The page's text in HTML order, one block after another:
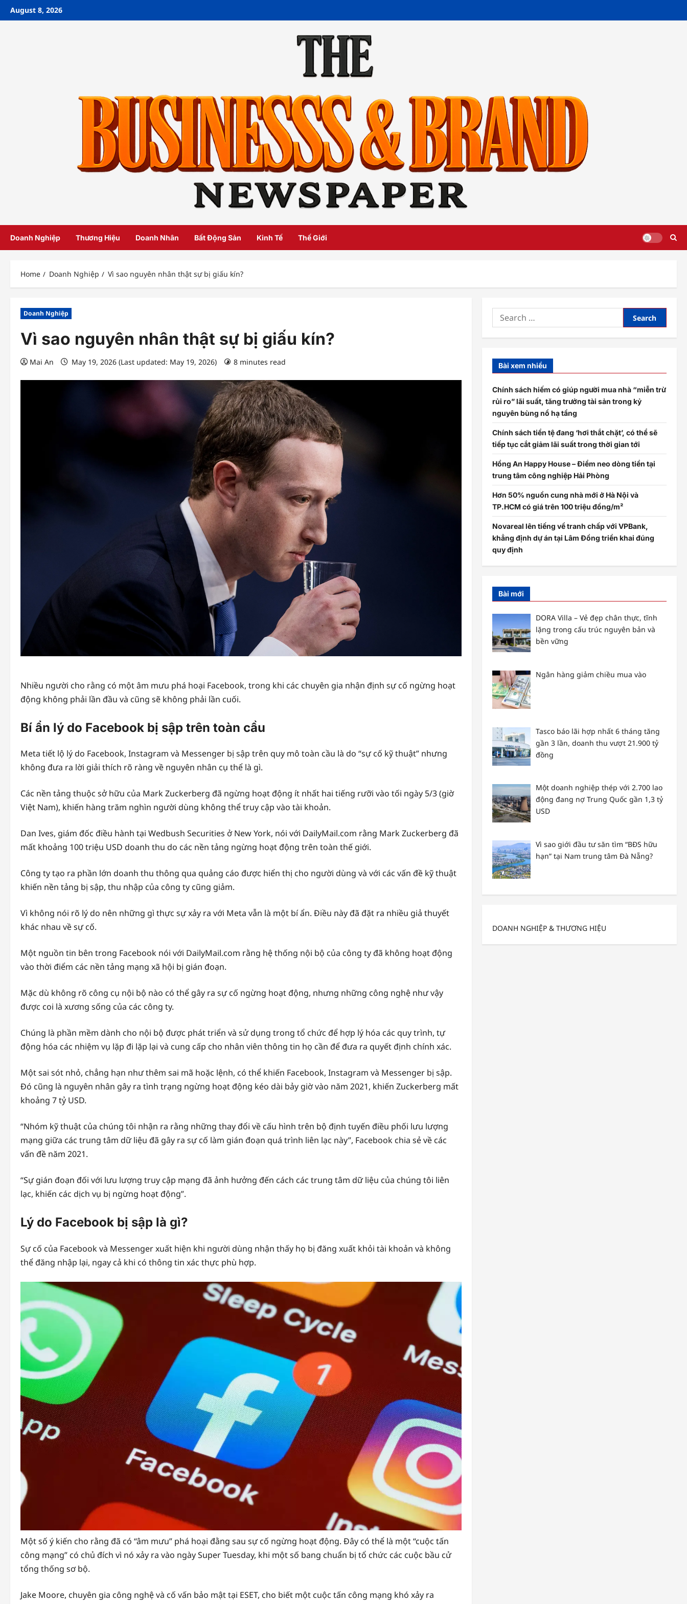
SkipAugust 8, 2026
Doanh Nghiệp Thương Hiệu Doanh Nhân Bất Động Sản Kinh Tế Thế Giới
Home Doanh Nghiệp Vì sao nguyên nhân thật sự bị giấu kín?
Doanh Nghiệp
Vì sao nguyên nhân thật sự bị giấu kín?
Mai An May 19, 2026 (Last updated: May 19, 2026) 8 minutes read
Nhiều người cho rằng có một âm mưu phá hoại Facebook, trong khi các chuyên gia nhận định sự cố ngừng hoạt
động không phải lần đầu và cũng sẽ không phải lần cuối.
Bí ẩn lý do Facebook bị sập trên toàn cầu
Meta tiết lộ lý do Facebook, Instagram và Messenger bị sập trên quy mô toàn cầu là do “sự cố kỹ thuật” nhưng
không đưa ra lời giải thích rõ ràng về nguyên nhân cụ thể là gì.
Các nền tảng thuộc sở hữu của Mark Zuckerberg đã ngừng hoạt động ít nhất hai tiếng rưỡi vào tối ngày 5/3 (giờ
Việt Nam), khiến hàng trăm nghìn người dùng không thể truy cập vào tài khoản.
Dan Ives, giám đốc điều hành tại Wedbush Securities ở New York, nói với DailyMail.com rằng Mark Zuckerberg đã
mất khoảng 100 triệu USD doanh thu do các nền tảng ngừng hoạt động trên toàn thế giới.
Công ty tạo ra phần lớn doanh thu thông qua quảng cáo được hiển thị cho người dùng và với các vấn đề kỹ thuật
khiến nền tảng bị sập, thu nhập của công ty cũng giảm.
Vì không nói rõ lý do nên những gì thực sự xảy ra với Meta vẫn là một bí ẩn. Điều này đã đặt ra nhiều giả thuyết
khác nhau về sự cố.
Một nguồn tin bên trong Facebook nói với DailyMail.com rằng hệ thống nội bộ của công ty đã không hoạt động
vào thời điểm các nền tảng mạng xã hội bị gián đoạn.
Mặc dù không rõ công cụ nội bộ nào có thể gây ra sự cố ngừng hoạt động, nhưng những công nghệ như vậy
được coi là xương sống của các công ty.
Chúng là phần mềm dành cho nội bộ được phát triển và sử dụng trong tổ chức để hợp lý hóa các quy trình, tự
động hóa các nhiệm vụ lặp đi lặp lại và cung cấp cho nhân viên thông tin họ cần để đưa ra quyết định chính xác.
Một sai sót nhỏ, chẳng hạn như thêm sai mã hoặc lệnh, có thể khiến Facebook, Instagram và Messenger bị sập.
Đó cũng là nguyên nhân gây ra tình trạng ngừng hoạt động kéo dài bảy giờ vào năm 2021, khiến Zuckerberg mất
khoảng 7 tỷ USD.
“Nhóm kỹ thuật của chúng tôi nhận ra rằng những thay đổi về cấu hình trên bộ định tuyến điều phối lưu lượng
mạng giữa các trung tâm dữ liệu đã gây ra sự cố làm gián đoạn quá trình liên lạc này”, Facebook chia sẻ về các
vấn đề năm 2021.
“Sự gián đoạn đối với lưu lượng truy cập mạng đã ảnh hưởng đến cách các trung tâm dữ liệu của chúng tôi liên
lạc, khiến các dịch vụ bị ngừng hoạt động”.
Lý do Facebook bị sập là gì?
Sự cố của Facebook và Messenger xuất hiện khi người dùng nhận thấy họ bị đăng xuất khỏi tài khoản và không
thể đăng nhập lại, ngay cả khi có thông tin xác thực phù hợp.
Một số ý kiến cho rằng đã có “âm mưu” phá hoại đằng sau sự cố ngừng hoạt động. Đây có thể là một “cuộc tấn
công mạng” có chủ đích vì nó xảy ra vào ngày Super Tuesday, khi một số bang chuẩn bị tổ chức các cuộc bầu cử
tổng thống sơ bộ.
Jake Moore, chuyên gia công nghệ và cố vấn bảo mật tại ESET, cho biết một cuộc tấn công mạng khó xảy ra
Search
for:
Bài xem nhiều
Chính sách hiếm có giúp người mua nhà “miễn trừ
rủi ro” lãi suất, tăng trưởng tài sản trong kỷ
nguyên bùng nổ hạ tầng
Chính sách tiền tệ đang ‘hơi thắt chặt’, có thể sẽ
tiếp tục cắt giảm lãi suất trong thời gian tới
Hồng An Happy House – Điểm neo dòng tiền tại
trung tâm công nghiệp Hải Phòng
Hơn 50% nguồn cung nhà mới ở Hà Nội và
TP.HCM có giá trên 100 triệu đồng/m²
Novareal lên tiếng về tranh chấp với VPBank,
khẳng định dự án tại Lâm Đồng triển khai đúng
quy định
Bài mới
DORA Villa – Vẻ đẹp chân thực, tĩnh
lặng trong cấu trúc nguyên bản và
bền vững
Ngân hàng giảm chiều mua vào
Tasco báo lãi hợp nhất 6 tháng tăng
gần 3 lần, doanh thu vượt 21.900 tỷ
đồng
Một doanh nghiệp thép với 2.700 lao
động đang nợ Trung Quốc gần 1,3 tỷ
USD
Vì sao giới đầu tư săn tìm “BĐS hữu
hạn” tại Nam trung tâm Đà Nẵng?
DOANH NGHIỆP & THƯƠNG HIỆU